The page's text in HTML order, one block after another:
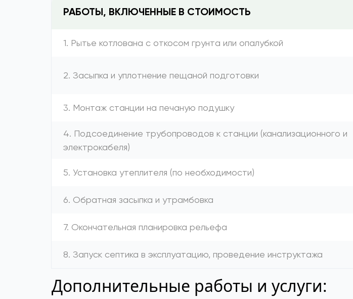
РАБОТЫ, ВКЛЮЧЕННЫЕ В СТОИМОСТЬ
1. Рытье котлована с откосом грунта или опалубкой
2. Засыпка и уплотнение пещаной подготовки
3. Монтаж станции на печаную подушку
4. Подсоединение трубопроводов к станции (канализационного и
электрокабеля)
5. Установка утеплителя (по необходимости)
6. Обратная засыпка и утрамбовка
7. Окончательная планировка рельефа
8. Запуск септика в эксплуатацию, проведение инструктажа
Дополнительные работы и услуги: